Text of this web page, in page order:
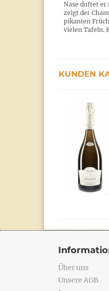
Nase duftet er
zeigt der
pikanten
vielen Tafeln.
KUNDEN
Über uns
Unsere AGB